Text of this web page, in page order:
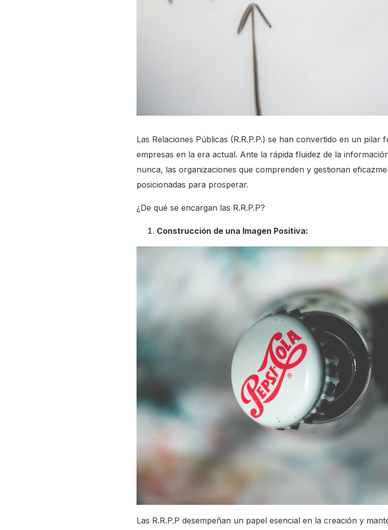
Las Relaciones Públicas (R.R.P.P.) se han convertido en un pilar
empresas en la era actual. Ante la rápida fluidez de la
nunca, las organizaciones que comprenden y gestionan
posicionadas para prosperar.
¿De qué se encargan las R.R.P.P?
Construcción de una Imagen Positiva:
Las R.R.P.P desempeñan un papel esencial en la creación y